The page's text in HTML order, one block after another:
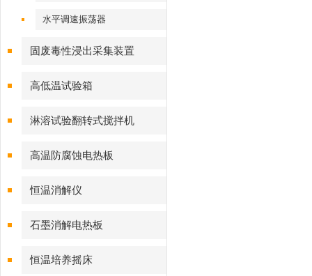
水平调速振荡器
固废毒性浸出采集装置
高低温试验箱
淋溶试验翻转式搅拌机
高温防腐蚀电热板
恒温消解仪
石墨消解电热板
恒温培养摇床